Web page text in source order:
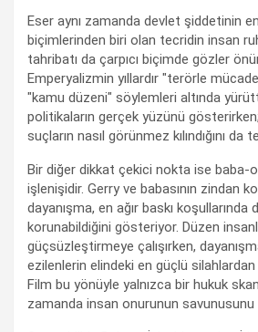
Eser aynı zamanda devlet şiddetinin
biçimlerinden biri olan tecridin insan
tahribatı da çarpıcı biçimde gözler
Emperyalizmin yıllardır "terörle
"kamu düzeni" söylemleri altında
politikaların gerçek yüzünü
suçların nasıl görünmez kılındığını da
Bir diğer dikkat çekici nokta ise baba-
işlenişidir. Gerry ve babasının zindan
dayanışma, en ağır baskı koşullarında
korunabildiğini gösteriyor. Düzen
güçsüzleştirmeye çalışırken,
ezilenlerin elindeki en güçlü
Film bu yönüyle yalnızca bir hukuk
zamanda insan onurunun savunusunu